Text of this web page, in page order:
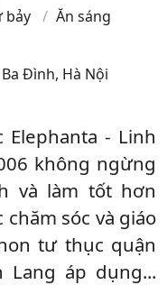
bảy
Ăn sáng
Đình, Hà Nội
- Linh
không ngừng
và làm tốt hơn
sóc và giáo
tư thục quận
Lang áp dụng...